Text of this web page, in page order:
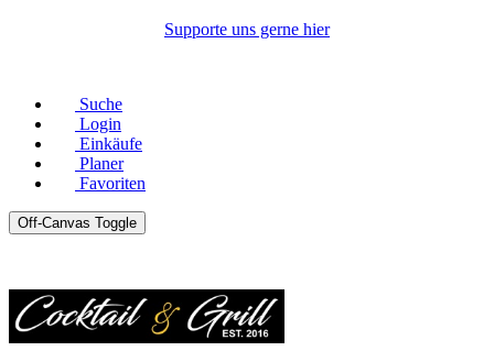
Supporte uns gerne hier
Suche
Login
Einkäufe
Planer
Favoriten
Off-Canvas Toggle